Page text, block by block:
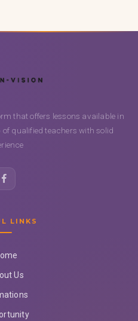
that offers lessons available in
qualified teachers with solid
LINKS
Us